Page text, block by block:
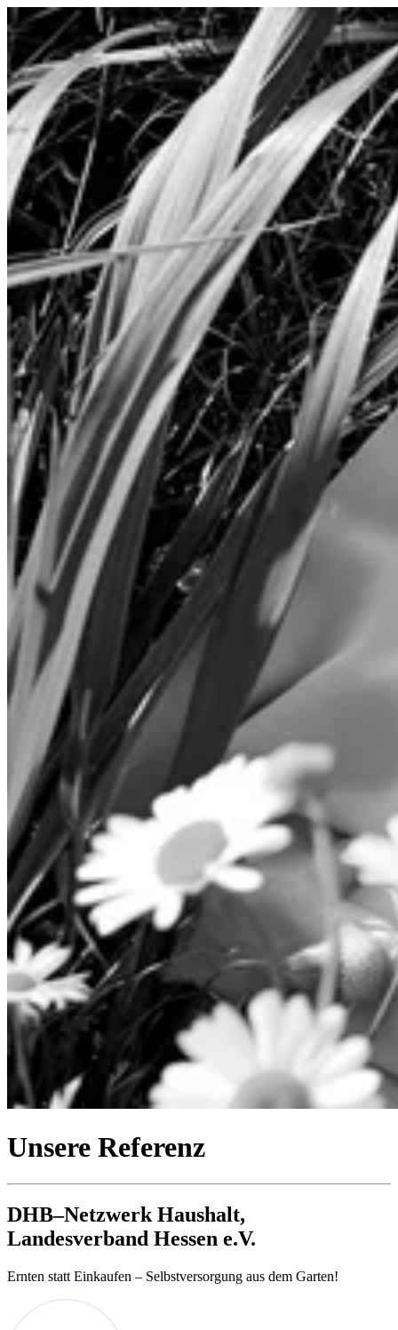
Unsere Referenz
DHB–Netzwerk Haushalt,
Landesverband Hessen e.V.
Ernten statt Einkaufen – Selbstversorgung aus dem Garten!